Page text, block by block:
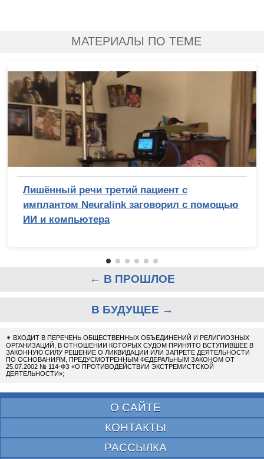
МАТЕРИАЛЫ ПО ТЕМЕ
Лишённый речи третий пациент с
имплантом Neuralink заговорил с помощью
ИИ и компьютера
← В ПРОШЛОЕ
В БУДУЩЕЕ →
✴ ВХОДИТ В ПЕРЕЧЕНЬ ОБЩЕСТВЕННЫХ ОБЪЕДИНЕНИЙ И РЕЛИГИОЗНЫХ
ОРГАНИЗАЦИЙ, В ОТНОШЕНИИ КОТОРЫХ СУДОМ ПРИНЯТО ВСТУПИВШЕЕ В
ЗАКОННУЮ СИЛУ РЕШЕНИЕ О ЛИКВИДАЦИИ ИЛИ ЗАПРЕТЕ ДЕЯТЕЛЬНОСТИ
ПО ОСНОВАНИЯМ, ПРЕДУСМОТРЕННЫМ ФЕДЕРАЛЬНЫМ ЗАКОНОМ ОТ
25.07.2002 № 114-ФЗ «О ПРОТИВОДЕЙСТВИИ ЭКСТРЕМИСТСКОЙ
ДЕЯТЕЛЬНОСТИ»;
О САЙТЕ
КОНТАКТЫ
РАССЫЛКА